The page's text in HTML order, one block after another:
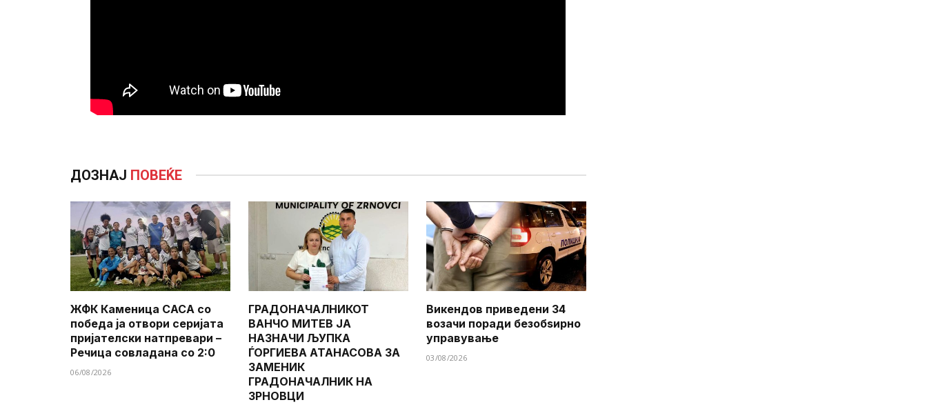
ДОЗНАЈ ПОВЕЌЕ
ЖФК Каменица САСА со
победа ја отвори серијата
пријателски натпревари –
Речица совладана со 2:0
06/08/2026
ГРАДОНАЧАЛНИКОТ
ВАНЧО МИТЕВ ЈА
НАЗНАЧИ ЉУПКА
ЃОРГИЕВА АТАНАСОВА ЗА
ЗАМЕНИК
ГРАДОНАЧАЛНИК НА
ЗРНОВЦИ
Викендов приведени 34
возачи поради безобѕирно
управување
03/08/2026